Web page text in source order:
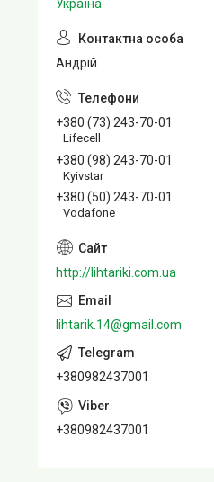
Україна
Андрій
+380 (73) 243-70-01
Lifecell
+380 (98) 243-70-01
Kyivstar
+380 (50) 243-70-01
Vodafone
http://lihtariki.com.ua
lihtarik.14@gmail.com
+380982437001
+380982437001